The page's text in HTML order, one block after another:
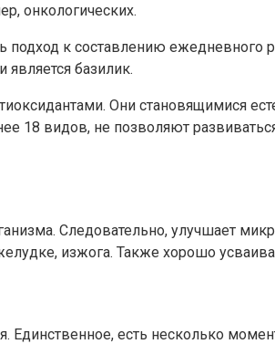
онкологических.
к составлению ежедневного
базилик.
Они становящимися
18 видов, не позволяют
Следовательно, улучшает
изжога. Также хорошо
есть несколько